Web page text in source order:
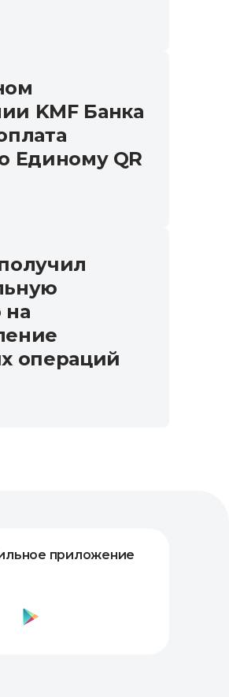
KMF Банка
Единому QR
операций
приложение